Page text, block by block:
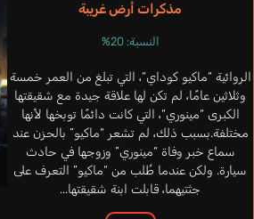
مذكرات أرض غريبة
النسبة: 20%
الروائية “ماكيو كوداي“، التي تبلغ من العمر خمسة
وثلاثين عامًا، لم تكن لها علاقة جيدة مع شقيقتها
الكبرى “مينوري“، التي كانت دائمًا توبخها لأنها
مختلفة.بسبب ذلك، لم تشعر “ماكيو” بالحزن عند
سماع خبر وفاة “مينوري” وزوجها في حادث
سيارة. ولكن عندما طُلب من “ماكيو” التعرف على
جثتيهما، قابلت ابنة شقيقتها...